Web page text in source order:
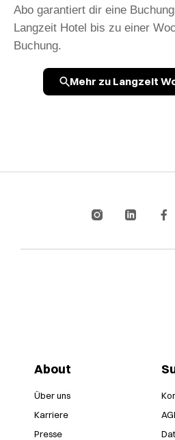
Abo garantiert dir eine
Langzeit Hotel bis zu einer
Buchung.
Mehr zu Langzeit
About
Über uns
Karriere
Presse